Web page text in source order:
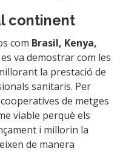
continent
com Brasil, Kenya,
es va demostrar com les
la prestació de
sanitaris. Per
de metges
viable perquè els
i millorin la
de manera